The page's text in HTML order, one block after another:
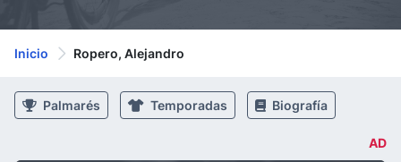
Inicio Ropero, Alejandro
Palmarés Temporadas Biografía
AD